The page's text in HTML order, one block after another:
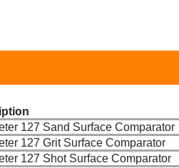
127 Sand Surface Comparator
127 Grit Surface Comparator
127 Shot Surface Comparator